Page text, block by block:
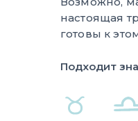
настоящая
готовы к
Подходит